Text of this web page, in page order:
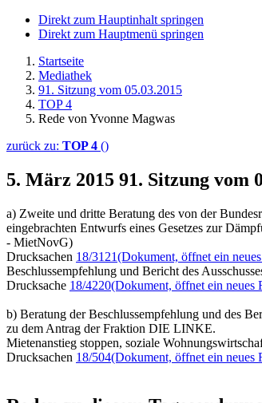
Direkt zum Hauptinhalt springen
Direkt zum Hauptmenü springen
Startseite
Mediathek
91. Sitzung vom 05.03.2015
TOP 4
Rede von Yvonne Magwas
zurück zu: TOP 4 ()
5. März 2015 91. Sitzung vom
a) Zweite und dritte Beratung des von der
eingebrachten Entwurfs eines Gesetzes zur
- MietNovG)
Drucksachen 18/3121(Dokument, öffnet ein
Beschlussempfehlung und Bericht des
Drucksache 18/4220(Dokument, öffnet ein neues
b) Beratung der Beschlussempfehlung und des
zu dem Antrag der Fraktion DIE LINKE.
Mietenanstieg stoppen, soziale
Drucksachen 18/504(Dokument, öffnet ein neues